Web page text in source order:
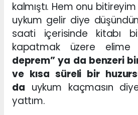
kalmıştı. Hem onu
uykum gelir diye
saati içerisinde kitabı
kapatmak üzere elime
deprem” ya da benzeri
ve kısa süreli bir
da uykum kaçmasın
yattım.